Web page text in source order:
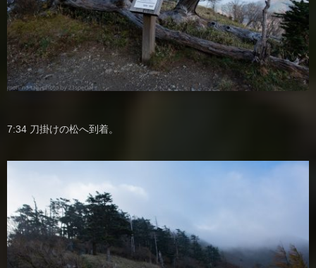
7:34 刀掛けの松へ到着。